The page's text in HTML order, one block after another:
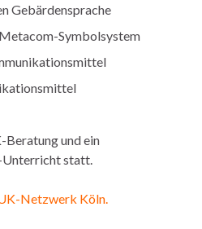
Gebärdensprache
Symbolsystem
Beratung und ein
Unterricht statt.
Netzwerk Köln.